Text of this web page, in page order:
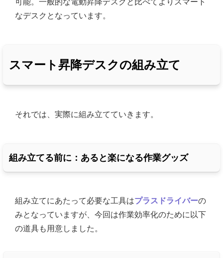
可能。一般的な電動昇降デスクと比べてよりスマート
なデスクとなっています。
スマート昇降デスクの組み立て
それでは、実際に組み立てていきます。
組み立てる前に：あると楽になる作業グッズ
組み立てにあたって必要な工具はプラスドライバーの
みとなっていますが、今回は作業効率化のために以下
の道具も用意しました。